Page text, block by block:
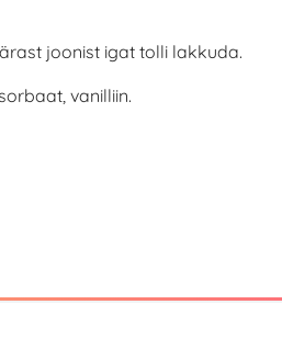
joonist igat tolli lakkuda.
vanilliin.